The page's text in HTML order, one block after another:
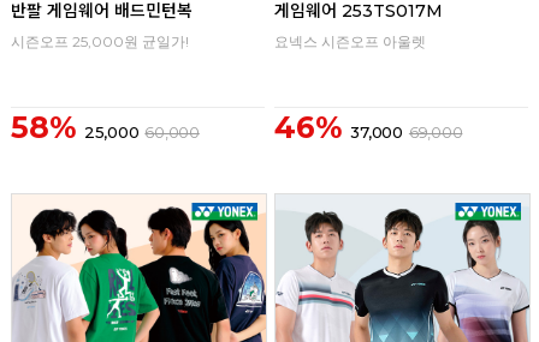
반팔 게임웨어 배드민턴복
시즌오프 25,000원 균일가!
58% 25,000 60,000
게임웨어 253TS017M
요넥스 시즌오프 아울렛
46% 37,000 69,000